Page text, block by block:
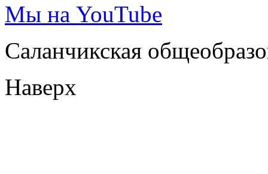
Мы на YouTube
Саланчикская
Наверх